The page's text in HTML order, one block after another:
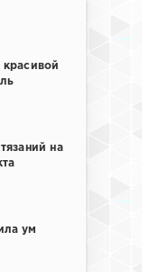
красивой
на
ум